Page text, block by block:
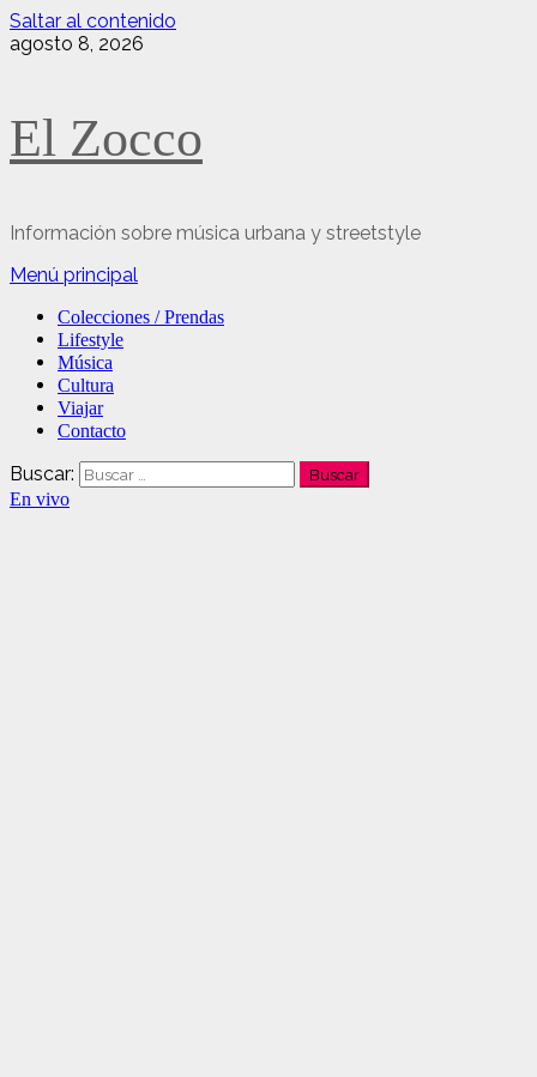
Saltar al contenido
agosto 8, 2026
El Zocco
Información sobre música urbana y streetstyle
Menú principal
Colecciones / Prendas
Lifestyle
Música
Cultura
Viajar
Contacto
Buscar:
En vivo